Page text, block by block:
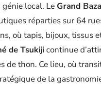
local. Le Grand
réparties sur 64
où tapis, bijoux, tissus
de Tsukijicontinue
de thon. Ce lieu, où
de la